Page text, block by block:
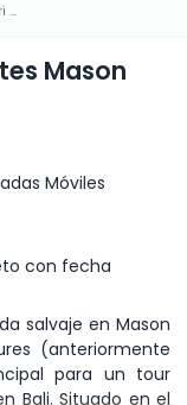
Parque de Safari de Elefantes Mason Bali
Mason
Móviles
con fecha
salvaje en Mason
(anteriormente
para un tour
Bali. Situado en el